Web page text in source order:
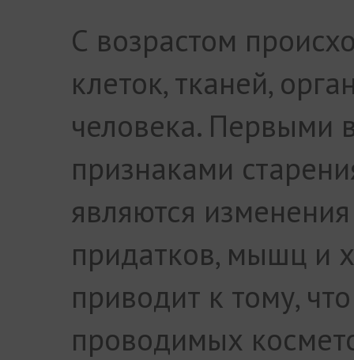
С возрастом
клеток, тканей,
человека. Первыми
признаками
являются
придатков, мышц и
приводит к тому,
проводимых